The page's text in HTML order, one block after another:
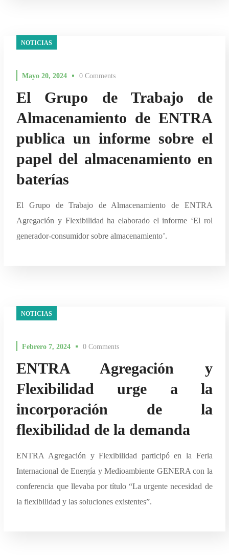
NOTICIAS
Mayo 20, 2024 0 Comments
El Grupo de Trabajo de
Almacenamiento de ENTRA
publica un informe sobre el
papel del almacenamiento en
baterías
El Grupo de Trabajo de Almacenamiento de ENTRA
Agregación y Flexibilidad ha elaborado el informe ‘El rol
generador-consumidor sobre almacenamiento’.
NOTICIAS
Febrero 7, 2024 0 Comments
ENTRA Agregación y
Flexibilidad urge a la
incorporación de la
flexibilidad de la demanda
ENTRA Agregación y Flexibilidad participó en la Feria
Internacional de Energía y Medioambiente GENERA con la
conferencia que llevaba por título “La urgente necesidad de
la flexibilidad y las soluciones existentes”.